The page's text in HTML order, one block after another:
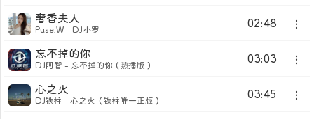
02:48
奢香夫人
Puse.W - DJ小罗
03:03
忘不掉的你
DJ阿智 - 忘不掉的你（热播版）
03:45
心之火
DJ铁柱 - 心之火（铁柱唯一正版）